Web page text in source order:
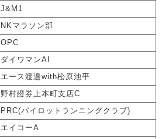
J&M1
NKマラソン部
OPC
ダイワマンAI
エース渡邉with松原池平
野村證券上本町支店C
PRC(パイロットランニングクラブ)
エイコーA